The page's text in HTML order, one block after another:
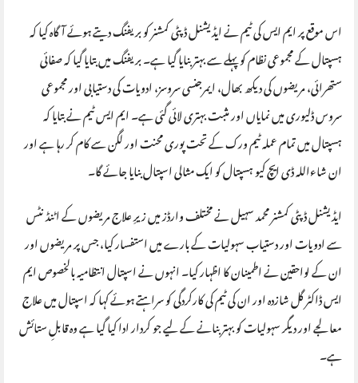
اس موقع پر ایم ایس کی ٹیم نے ایڈیشنل ڈپٹی کمشنر کو بریفنگ دیتے ہوئے آگاہ کیا کہ
ہسپتال کے مجموعی نظام کو پہلے سے بہتر بنایا گیا ہے۔ بریفنگ میں بتایا گیا کہ صفائی
ستھرائی، مریضوں کی دیکھ بھال، ایمرجنسی سروسز، ادویات کی دستیابی اور مجموعی
سروس ڈلیوری میں نمایاں اور مثبت بہتری لائی گئی ہے۔ ایم ایس ٹیم نے بتایا کہ
ہسپتال میں تمام عملہ ٹیم ورک کے تحت پوری محنت اور لگن سے کام کر رہا ہے اور
ان شاءاللہ ڈی ایچ کیو ہسپتال کو ایک مثالی اسپتال بنایا جائے گا۔
ایڈیشنل ڈپٹی کمشنر محمد سہیل نے مختلف وارڈز میں زیرِ علاج مریضوں کے اٹنڈنٹس
سے ادویات اور دستیاب سہولیات کے بارے میں استفسار کیا، جس پر مریضوں اور
ان کے لواحقین نے اطمینان کا اظہار کیا۔ انہوں نے اسپتال انتظامیہ بالخصوص ایم
ایس ڈاکٹر گل شازدہ اور ان کی ٹیم کی کارکردگی کو سراہتے ہوئے کہا کہ اسپتال میں علاج
معالجے اور دیگر سہولیات کو بہتر بنانے کے لیے جو کردار ادا کیا گیا ہے وہ قابلِ ستائش
ہے۔